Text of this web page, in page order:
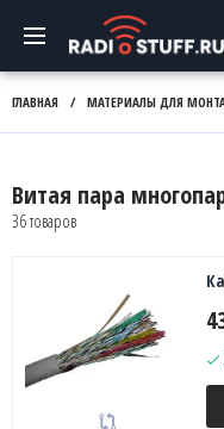
ГЛАВНАЯ / МАТЕРИАЛЫ ДЛЯ
Витая пара
36 товаров